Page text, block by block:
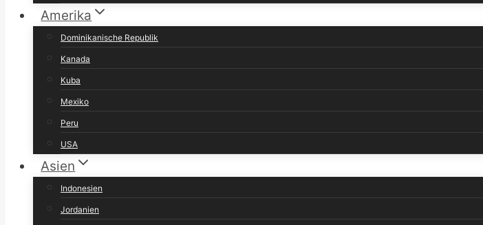
Amerika
Dominikanische Republik
Kanada
Kuba
Mexiko
Peru
USA
Asien
Indonesien
Jordanien